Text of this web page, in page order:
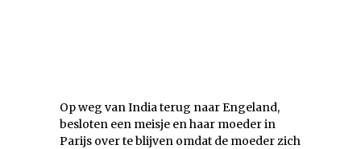
Op weg van India terug naar Engeland,
besloten een meisje en haar moeder in
Parijs over te blijven omdat de moeder zich